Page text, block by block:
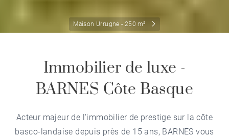
Maison Urrugne - 250 m²
Immobilier de luxe -
BARNES Côte Basque
Acteur majeur de l'immobilier de prestige sur la côte
basco-landaise depuis près de 15 ans, BARNES vous